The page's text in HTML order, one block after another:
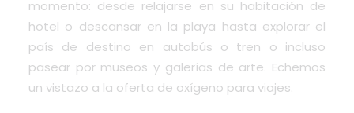
momento: desde relajarse en su habitación de
hotel o descansar en la playa hasta explorar el
país de destino en autobús o tren o incluso
pasear por museos y galerías de arte. Echemos
un vistazo a la oferta de oxígeno para viajes.